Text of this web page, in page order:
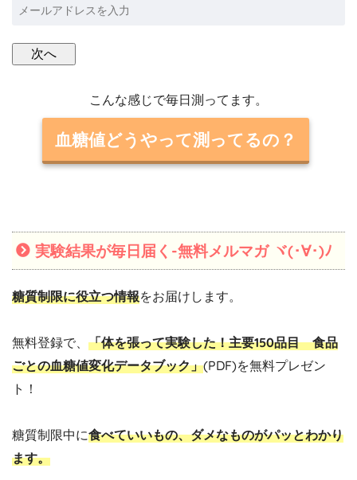
こんな感じで毎日測ってます。
血糖値どうやって測ってるの？
実験結果が毎日届く-無料メルマガ ヾ(･∀･)ﾉ
糖質制限に役立つ情報をお届けします。
無料登録で、 「体を張って実験した！主要150品目 食品
ごとの血糖値変化データブック」(PDF)を無料プレゼン
ト！
糖質制限中に食べていいもの、ダメなものがパッとわかり
ます。